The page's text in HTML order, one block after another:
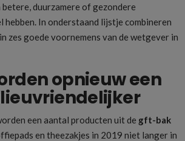
duurzamere of gezondere
hebben. In onderstaand lijstje combineren
zes goede voornemens van de wetgever in
opnieuw een
een aantal producten uit de gft-bak
en theezakjes in 2019 niet langer in